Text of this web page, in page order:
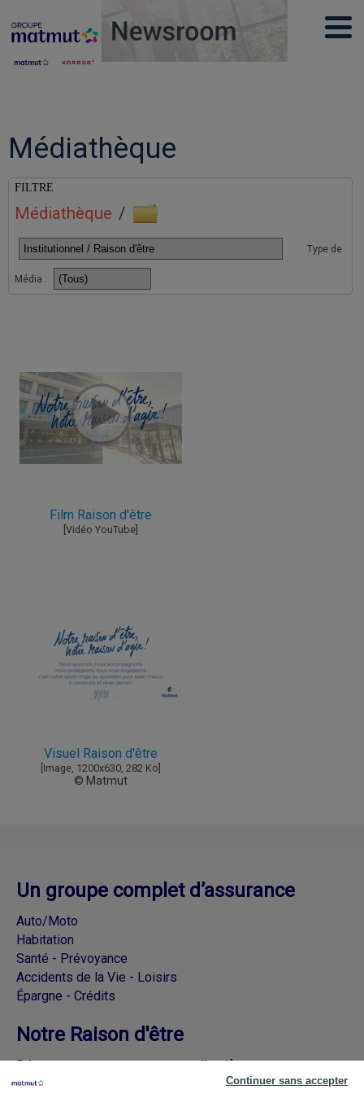
Médiathèque
FILTRE
Médiathèque /
Type de
Média :
Film Raison d'être
[Vidéo YouTube]
Visuel Raison d'être
[Image, 1200x630, 282 Ko]
© Matmut
Un groupe complet d’assurance
Auto/Moto
Habitation
Santé - Prévoyance
Accidents de la Vie - Loisirs
Épargne - Crédits
Notre Raison d'être
Découvrez nos engagements collectifs
Continuer sans accepter